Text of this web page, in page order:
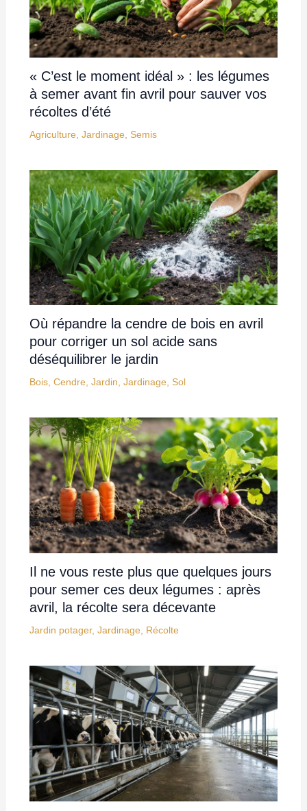
« C’est le moment idéal » : les légumes
à semer avant fin avril pour sauver vos
récoltes d’été
Agriculture Jardinage Semis
Où répandre la cendre de bois en avril
pour corriger un sol acide sans
déséquilibrer le jardin
Bois, Cendre, Jardin, Jardinage, Sol
Il ne vous reste plus que quelques jours
pour semer ces deux légumes : après
avril, la récolte sera décevante
Jardin potager, Jardinage Récolte